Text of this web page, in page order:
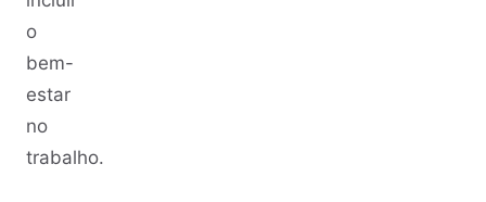
o
bem-
estar
no
trabalho.